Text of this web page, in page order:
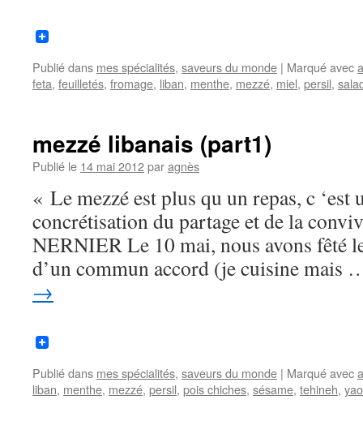
Publié dans mes spécialités, saveurs du monde | Marqué avec
feta, feuilletés, fromage, liban, menthe, mezzé, miel, persil,
mezzé libanais (part1)
Publié le 14 mai 2012paragnès
« Le mezzé est plus qu un repas, c ‘est
concrétisation du partage et de la
NERNIER Le 10 mai, nous avons fêté
d’un commun accord (je cuisine mais
→
Publié dans mes spécialités, saveurs du monde | Marqué avec
liban, menthe, mezzé, persil, pois chiches, sésame, tehineh,